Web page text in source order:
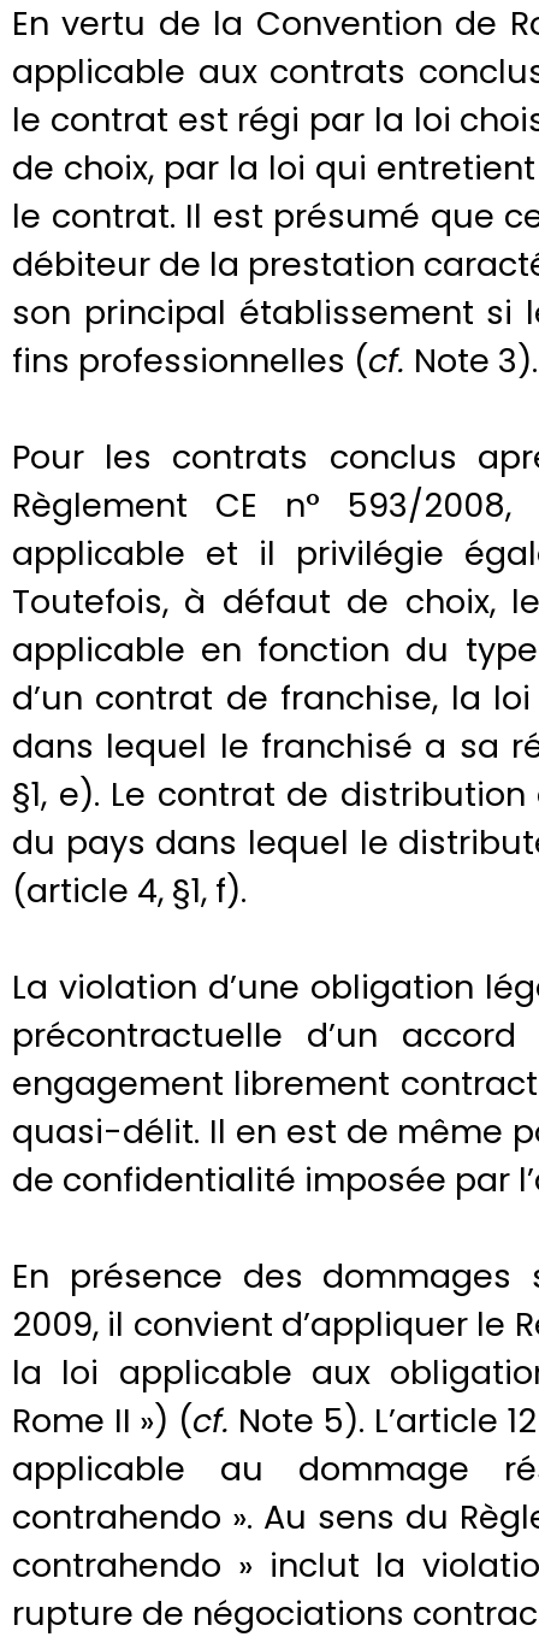
En vertu de la Convention de
applicable aux contrats
le contrat est régi par la loi
de choix, par la loi qui
le contrat. Il est présumé que
débiteur de la prestation
son principal établissement
fins professionnelles (cf. Note 3).
Pour les contrats conclus
Règlement CE n° 593/
applicable et il privilégie
Toutefois, à défaut de choix,
applicable en fonction du
d’un contrat de franchise, la
dans lequel le franchisé a sa
§1, e). Le contrat de
du pays dans lequel le
(article 4, §1, f).
La violation d’une obligation
précontractuelle d’un
engagement librement
quasi-délit. Il en est de même
de confidentialité imposée par
En présence des dommages
2009, il convient d’appliquer le
la loi applicable aux
Rome II ») (cf. Note 5). L’article
applicable au dommage
contrahendo ». Au sens du
contrahendo » inclut la
rupture de négociations